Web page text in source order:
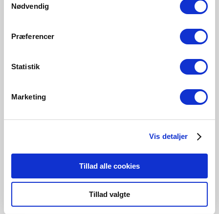
Nødvendig
Præferencer
Statistik
Marketing
Vis detaljer
Tillad alle cookies
Tillad valgte
pendel, hvor designer Maria
Berntsen har udforsket
mulighederne med indirekte